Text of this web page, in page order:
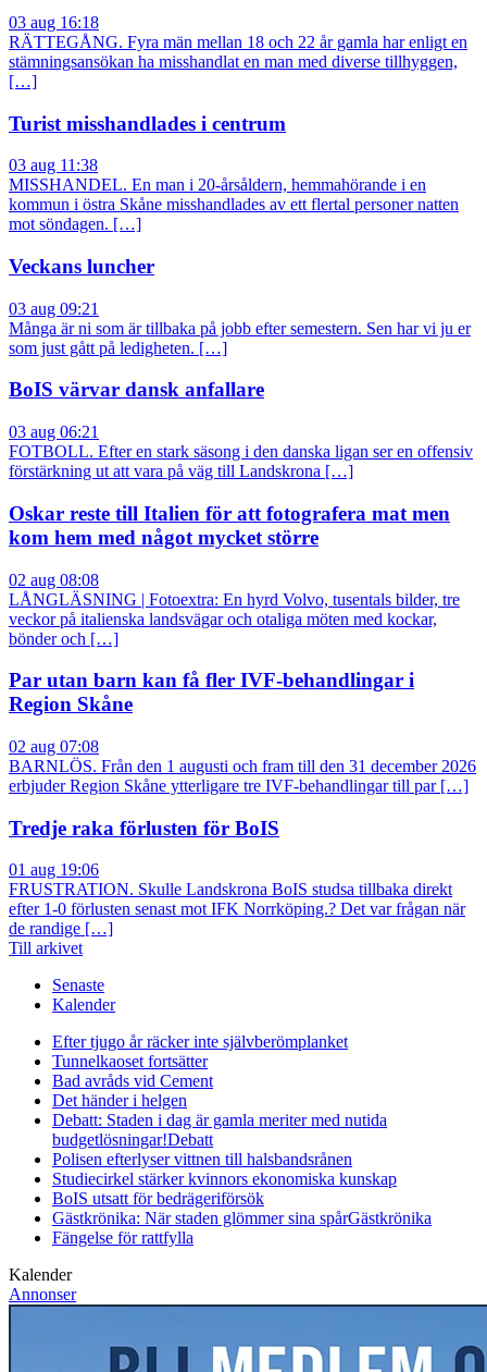
03 aug 16:18
RÄTTEGÅNG. Fyra män mellan 18 och 22 år gamla har enligt en
stämningsansökan ha misshandlat en man med diverse tillhyggen,
[…]
Turist misshandlades i centrum
03 aug 11:38
MISSHANDEL. En man i 20-årsåldern, hemmahörande i en
kommun i östra Skåne misshandlades av ett flertal personer natten
mot söndagen. […]
Veckans luncher
03 aug 09:21
Många är ni som är tillbaka på jobb efter semestern. Sen har vi ju er
som just gått på ledigheten. […]
BoIS värvar dansk anfallare
03 aug 06:21
FOTBOLL. Efter en stark säsong i den danska ligan ser en offensiv
förstärkning ut att vara på väg till Landskrona […]
Oskar reste till Italien för att fotografera mat men
kom hem med något mycket större
02 aug 08:08
LÅNGLÄSNING | Fotoextra: En hyrd Volvo, tusentals bilder, tre
veckor på italienska landsvägar och otaliga möten med kockar,
bönder och […]
Par utan barn kan få fler IVF-behandlingar i
Region Skåne
02 aug 07:08
BARNLÖS. Från den 1 augusti och fram till den 31 december 2026
erbjuder Region Skåne ytterligare tre IVF-behandlingar till par […]
Tredje raka förlusten för BoIS
01 aug 19:06
FRUSTRATION. Skulle Landskrona BoIS studsa tillbaka direkt
efter 1-0 förlusten senast mot IFK Norrköping.? Det var frågan när
de randige […]
Till arkivet
Senaste
Kalender
Efter tjugo år räcker inte självberömplanket
Tunnelkaoset fortsätter
Bad avråds vid Cement
Det händer i helgen
Debatt: Staden i dag är gamla meriter med nutida
budgetlösningar!Debatt
Polisen efterlyser vittnen till halsbandsrånen
Studiecirkel stärker kvinnors ekonomiska kunskap
BoIS utsatt för bedrägeriförsök
Gästkrönika: När staden glömmer sina spårGästkrönika
Fängelse för rattfylla
Kalender
Annonser